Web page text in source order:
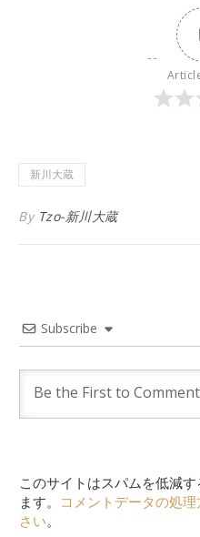
新川大蔵
By Tzo-新川大蔵
Subscribe
このサイトはスパムを低減
ます。 コメントデータの処
さい。